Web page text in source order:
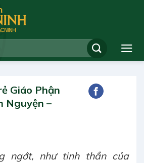
Giáo Phận
Nguyện –
ngớt, như tinh thần của